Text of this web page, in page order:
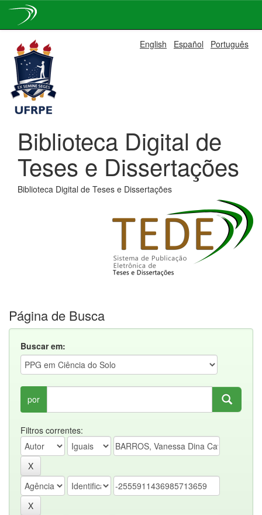
navigation
English Español Português
Biblioteca Digital de
Teses e Dissertações
Biblioteca Digital de Teses e Dissertações
Página de Busca
Buscar em:
por
Filtros correntes: